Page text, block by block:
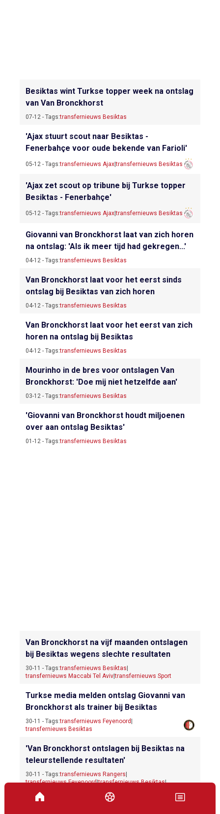
Besiktas wint Turkse topper week na ontslag
van Van Bronckhorst
07-12 - Tags:transfernieuws Besiktas
'Ajax stuurt scout naar Besiktas -
Fenerbahçe voor oude bekende van Farioli'
05-12 - Tags:transfernieuws Ajax|transfernieuws Besiktas
'Ajax zet scout op tribune bij Turkse topper
Besiktas - Fenerbahçe'
05-12 - Tags:transfernieuws Ajax|transfernieuws Besiktas
Giovanni van Bronckhorst laat van zich horen
na ontslag: 'Als ik meer tijd had gekregen...'
04-12 - Tags:transfernieuws Besiktas
Van Bronckhorst laat voor het eerst sinds
ontslag bij Besiktas van zich horen
04-12 - Tags:transfernieuws Besiktas
Van Bronckhorst laat voor het eerst van zich
horen na ontslag bij Besiktas
04-12 - Tags:transfernieuws Besiktas
Mourinho in de bres voor ontslagen Van
Bronckhorst: 'Doe mij niet hetzelfde aan'
03-12 - Tags:transfernieuws Besiktas
'Giovanni van Bronckhorst houdt miljoenen
over aan ontslag Besiktas'
01-12 - Tags:transfernieuws Besiktas
Van Bronckhorst na vijf maanden ontslagen
bij Besiktas wegens slechte resultaten
30-11 - Tags:transfernieuws Besiktas
transfernieuws Maccabi Tel Aviv|transfernieuws Sport
Turkse media melden ontslag Giovanni van
Bronckhorst als trainer bij Besiktas
30-11 - Tags:transfernieuws Feyenoord
transfernieuws Besiktas
'Van Bronckhorst ontslagen bij Besiktas na
teleurstellende resultaten'
30-11 - Tags:transfernieuws Rangers
transfernieuws Feyenoord|transfernieuws Besiktas|
transfernieuws Maccabi Tel Aviv